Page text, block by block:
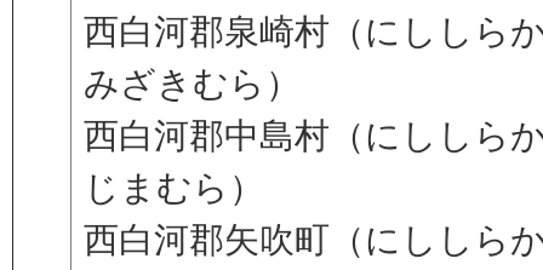
西白河郡泉崎村（にししら
みざきむら）
西白河郡中島村（にししら
じまむら）
西白河郡矢吹町（にししら